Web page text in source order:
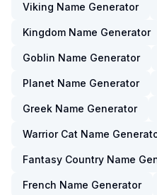
Viking Name Generator
Kingdom Name Generator
Goblin Name Generator
Planet Name Generator
Greek Name Generator
Warrior Cat Name
Fantasy Country Name
French Name Generator